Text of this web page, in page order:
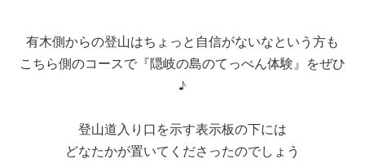
有木側からの登山はちょっと自信がないなという方も
こちら側のコースで『隠岐の島のてっぺん体験』をぜひ
♪
登山道入り口を示す表示板の下には
どなたかが置いてくださったのでしょう